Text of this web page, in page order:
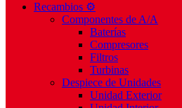
Recambios ⚙️
Componentes de A/A
Baterías
Compresores
Filtros
Turbinas
Despiece de Unidades
Unidad Exterior